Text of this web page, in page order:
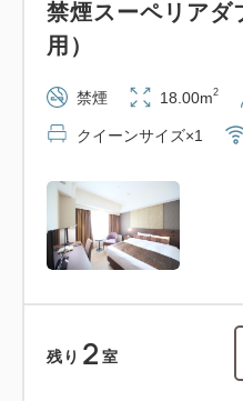
禁煙スーペリアダ
用）
禁煙 18.00m2
クイーンサイズ×1
残り 2 室